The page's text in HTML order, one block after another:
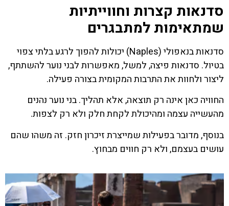
סדנאות קצרות וחווייתיות
שמתאימות למתבגרים
סדנאות בנאפולי (Naples) יכולות להפוך לרגע בלתי צפוי
בטיול. סדנאות פיצה, למשל, מאפשרות לבני נוער להשתתף,
ליצור ולחוות את התרבות המקומית בצורה פעילה.
החוויה כאן אינה רק תוצאה, אלא תהליך. בני נוער נהנים
מהעשייה עצמה ומהיכולת לקחת חלק ולא רק לצפות.
בנוסף, מדובר בפעילות שמייצרת זיכרון חזק. זה משהו שהם
עושים בעצמם, ולא רק חווים מבחוץ.